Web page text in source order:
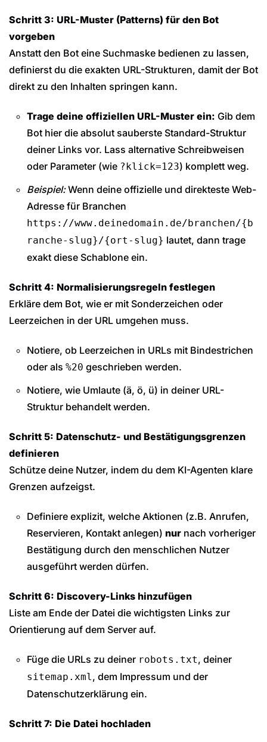
Schritt 3: URL-Muster (Patterns) für den Bot
vorgeben
Anstatt den Bot eine Suchmaske bedienen zu lassen,
definierst du die exakten URL-Strukturen, damit der Bot
direkt zu den Inhalten springen kann.
Trage deine offiziellen URL-Muster ein: Gib dem
Bot hier die absolut sauberste Standard-Struktur
deiner Links vor. Lass alternative Schreibweisen
oder Parameter (wie ?klick=123) komplett weg.
Beispiel:Wenn deine offizielle und direkteste Web-
Adresse für Branchen
https://www.deinedomain.de/branchen/{b
ranche-slug}/{ort-slug} lautet, dann trage
exakt diese Schablone ein.
Schritt 4: Normalisierungsregeln festlegen
Erkläre dem Bot, wie er mit Sonderzeichen oder
Leerzeichen in der URL umgehen muss.
Notiere, ob Leerzeichen in URLs mit Bindestrichen
oder als %20 geschrieben werden.
Notiere, wie Umlaute (ä, ö, ü) in deiner URL-
Struktur behandelt werden.
Schritt 5: Datenschutz- und Bestätigungsgrenzen
definieren
Schütze deine Nutzer, indem du dem KI-Agenten klare
Grenzen aufzeigst.
Definiere explizit, welche Aktionen (z.B. Anrufen,
Reservieren, Kontakt anlegen) nur nach vorheriger
Bestätigung durch den menschlichen Nutzer
ausgeführt werden dürfen.
Schritt 6: Discovery-Links hinzufügen
Liste am Ende der Datei die wichtigsten Links zur
Orientierung auf dem Server auf.
Füge die URLs zu deiner robots.txt, deiner
sitemap.xml , dem Impressum und der
Datenschutzerklärung ein.
Schritt 7: Die Datei hochladen